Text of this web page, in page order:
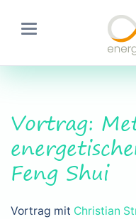
Vortrag:
Feng Shui
Vortrag mit Christian